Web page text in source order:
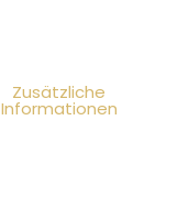
Zusätzliche
Informationen